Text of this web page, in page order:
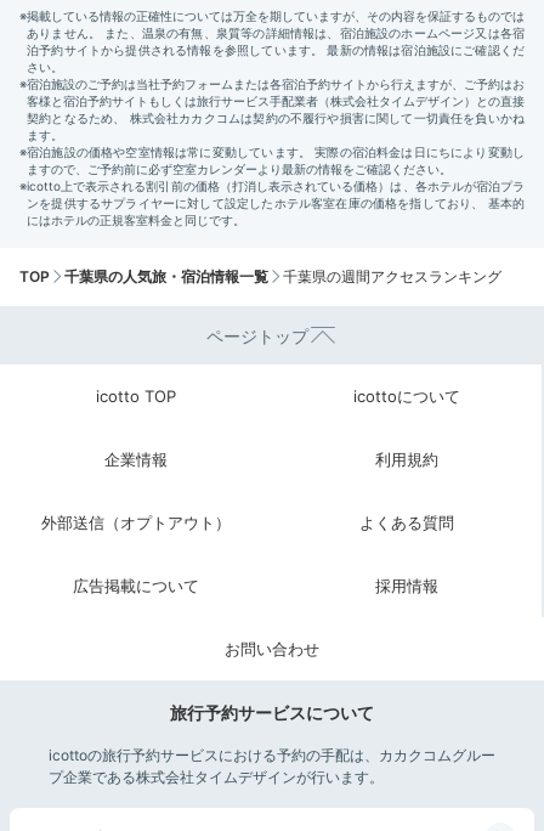
TOP 千葉県の人気旅・宿泊情報一覧 千葉県の週間アクセスランキング
ページトップ
icotto TOP icottoについて
企業情報 利用規約
外部送信（オプトアウト） よくある質問
広告掲載について 採用情報
お問い合わせ
旅行予約サービスについて
icottoの旅行予約サービスにおける予約の手配は、カカクコムグルー
プ企業である株式会社タイムデザインが行います。